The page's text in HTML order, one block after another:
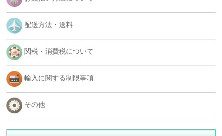
配送方法・送料
関税・消費税について
輸入に関する制限事項
その他